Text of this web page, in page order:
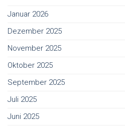
Januar 2026
Dezember 2025
November 2025
Oktober 2025
September 2025
Juli 2025
Juni 2025